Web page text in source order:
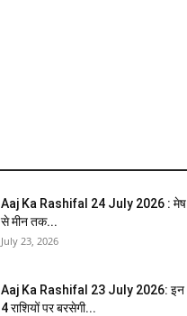
Aaj Ka Rashifal 24 July 2026 : मेष
से मीन तक...
July 23, 2026
Aaj Ka Rashifal 23 July 2026: इन
4 राशियों पर बरसेगी...